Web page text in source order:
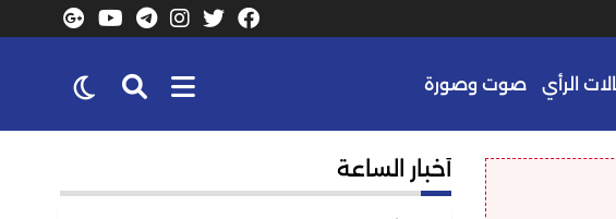
الرأي صوت وصورة
أخبار الساعة